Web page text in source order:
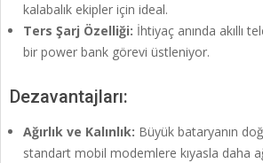
kalabalık ekipler için ideal.
Ters Şarj Özelliği: İhtiyaç anında akıllı
bir power bank görevi üstleniyor.
Dezavantajları:
Ağırlık ve Kalınlık: Büyük bataryanın
standart mobil modemlere kıyasla daha